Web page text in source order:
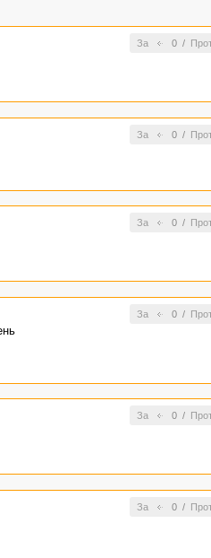
За 0/
За 0/
За 0/
За 0/
За 0/
За 0/